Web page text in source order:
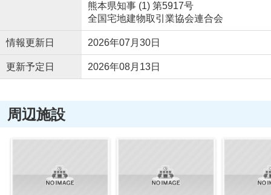
熊本県知事 (1) 第5917号
全国宅地建物取引業協会連合会
情報更新日 2026年07月30日
更新予定日 2026年08月13日
周辺施設